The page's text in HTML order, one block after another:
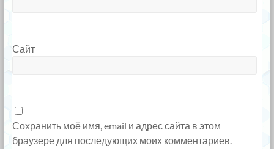
Сайт
Сохранить моё имя, email и адрес сайта в этом
браузере для последующих моих комментариев.